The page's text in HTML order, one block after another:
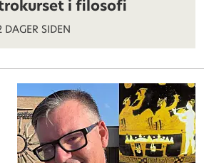
i filosofi
DAGER SIDEN